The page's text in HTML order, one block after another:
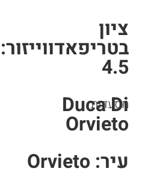
ציון
בטריפאדווייזור:
4.5
מסעדות
Duca Di
Orvieto
עיר: Orvieto